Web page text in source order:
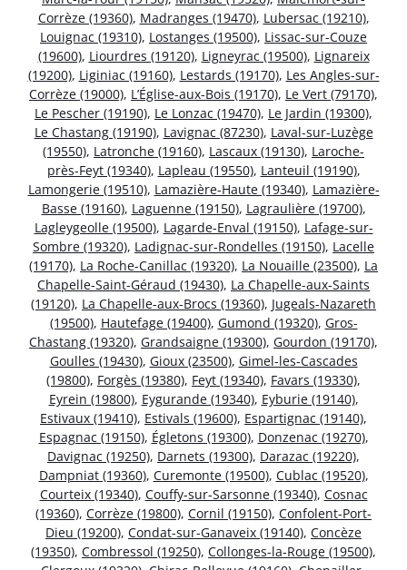
Corrèze (19360), Madranges (19470), Lubersac (19210),
Louignac (19310), Lostanges (19500), Lissac-sur-Couze
(19600), Liourdres (19120), Ligneyrac (19500), Lignareix
(19200), Liginiac (19160), Lestards (19170), Les Angles-sur-
Corrèze (19000), L’Église-aux-Bois (19170), Le Vert (79170),
Le Pescher (19190), Le Lonzac (19470), Le Jardin (19300),
Le Chastang (19190), Lavignac (87230), Laval-sur-Luzège
(19550), Latronche (19160), Lascaux (19130), Laroche-
près-Feyt (19340), Lapleau (19550), Lanteuil (19190),
Lamongerie (19510), Lamazière-Haute (19340), Lamazière-
Basse (19160), Laguenne (19150), Lagraulière (19700),
Lagleygeolle (19500), Lagarde-Enval (19150), Lafage-sur-
Sombre (19320), Ladignac-sur-Rondelles (19150), Lacelle
(19170), La Roche-Canillac (19320), La Nouaille (23500), La
Chapelle-Saint-Géraud (19430), La Chapelle-aux-Saints
(19120), La Chapelle-aux-Brocs (19360), Jugeals-Nazareth
(19500), Hautefage (19400), Gumond (19320), Gros-
Chastang (19320), Grandsaigne (19300), Gourdon (19170),
Goulles (19430), Gioux (23500), Gimel-les-Cascades
(19800), Forgès (19380), Feyt (19340), Favars (19330),
Eyrein (19800), Eygurande (19340), Eyburie (19140),
Estivaux (19410), Estivals (19600), Espartignac (19140),
Espagnac (19150), Égletons (19300), Donzenac (19270),
Davignac (19250), Darnets (19300), Darazac (19220),
Dampniat (19360), Curemonte (19500), Cublac (19520),
Courteix (19340), Couffy-sur-Sarsonne (19340), Cosnac
(19360), Corrèze (19800), Cornil (19150), Confolent-Port-
Dieu (19200), Condat-sur-Ganaveix (19140), Concèze
(19350), Combressol (19250), Collonges-la-Rouge (19500),